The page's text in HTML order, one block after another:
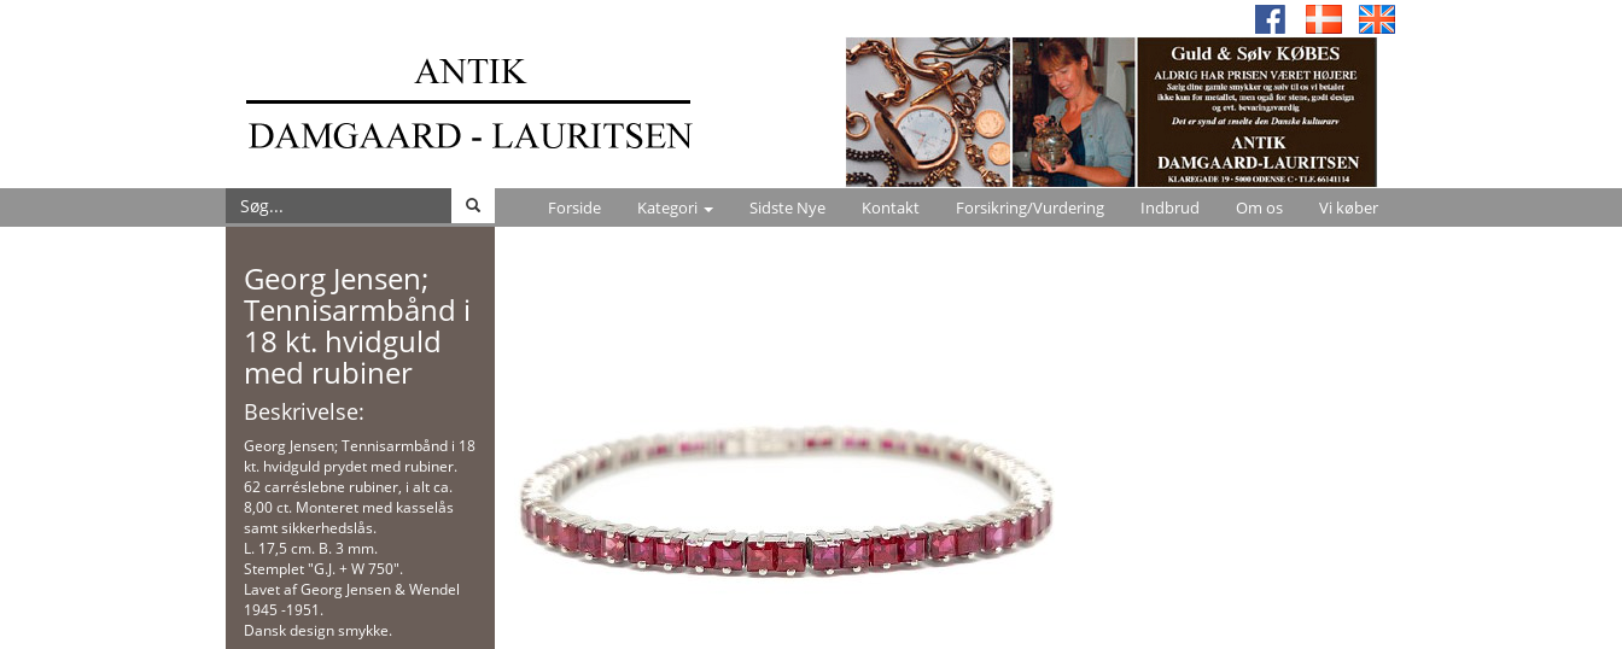
Forside Kategori Sidste Nye Kontakt Forsikring/Vurdering Indbrud Om os Vi køber
Georg Jensen;
Tennisarmbånd i
18 kt. hvidguld
med rubiner
Beskrivelse:
Georg Jensen; Tennisarmbånd i 18
kt. hvidguld prydet med rubiner.
62 carréslebne rubiner, i alt ca.
8,00 ct. Monteret med kasselås
samt sikkerhedslås.
L. 17,5 cm. B. 3 mm.
Stemplet "G.J. + W 750".
Lavet af Georg Jensen & Wendel
1945 -1951.
Dansk design smykke.